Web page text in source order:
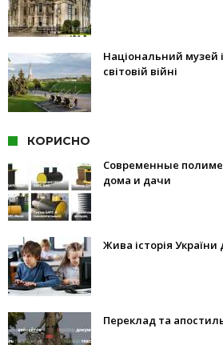
Національний музей
світовій війні
КОРИСНО
Современные
дома и дачи
Жива історія України
Переклад та